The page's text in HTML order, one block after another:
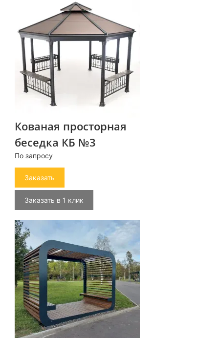
Кованая просторная
беседка КБ №3
По запросу
Заказать
Заказать в 1 клик